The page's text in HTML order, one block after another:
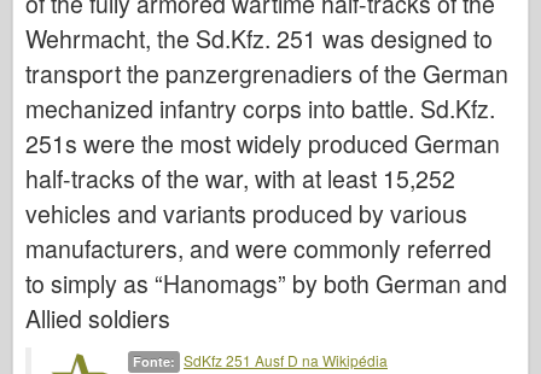
HobbyBoss
Modelos IBG
Icm
Italeri
Modelo Meng
Tamiya
Tristar
Trompetista
Wehrmacht, the Sd.Kfz. 251 was designed to
transport the panzergrenadiers of the German
mechanized infantry corps into battle. Sd.Kfz.
251s were the most widely produced German
half-tracks of the war, with at least 15,252
vehicles and variants produced by various
manufacturers, and were commonly referred
to simply as “Hanomags” by both German and
Allied soldiers
Fonte: SdKfz 251 Ausf D na Wikipédia